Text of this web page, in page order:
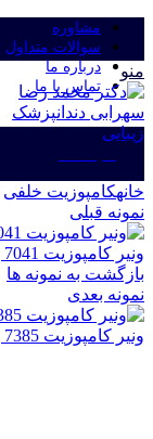
مشاوره
سوالات متداول
درباره ما
تماس با ما
منو
خانهکامپوزیت خلفی
نمونه قبلی
ونیر کامپوزیت 7041 | شماره پرونده : 7041
بازگشت به نمونه ها
نمونه بعدی
ونیر کامپوزیت 7385 | شماره پرونده : 7385